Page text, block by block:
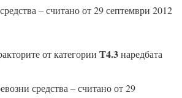
– считано от 29 септември 2012
от категории Т4.3наредбата
средства – считано от 29